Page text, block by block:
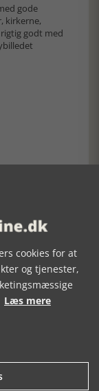
gode
kirkerne,
godt med
cookies for at
og tjenester,
Læs mere